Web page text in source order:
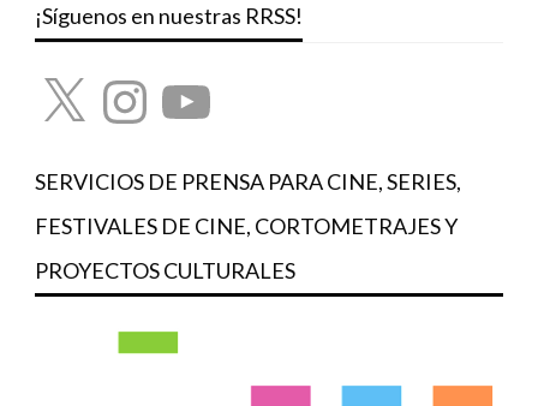
¡Síguenos en nuestras RRSS!
X InstagramYouTube
SERVICIOS DE PRENSA PARA CINE, SERIES,
FESTIVALES DE CINE, CORTOMETRAJES Y
PROYECTOS CULTURALES